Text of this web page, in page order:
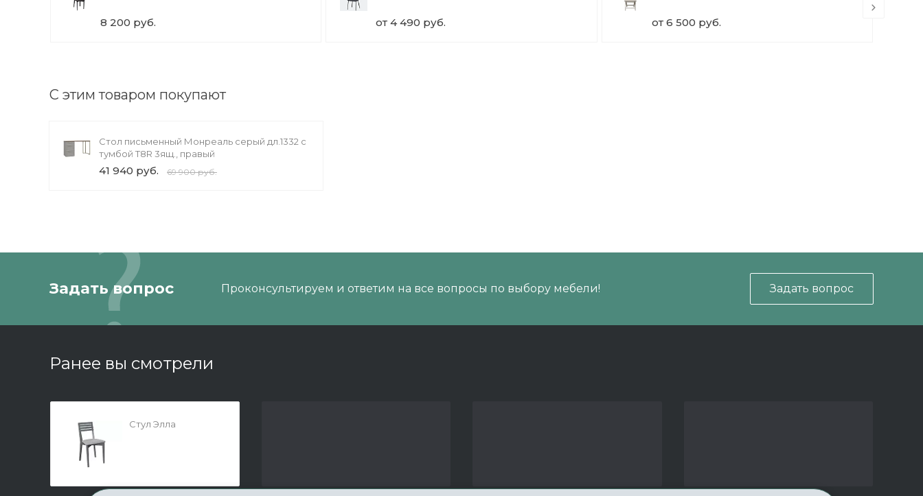
8 200 руб. от 4 490 руб. от 6 500 руб.
С этим товаром покупают
Стол письменный Монреаль серый дл.1332 с
тумбой T8R 3ящ., правый
41 940 руб. 69 900 руб.
Задать вопрос Проконсультируем и ответим на все вопросы по выбору мебели! Задать вопрос
Ранее вы смотрели
Стул Элла